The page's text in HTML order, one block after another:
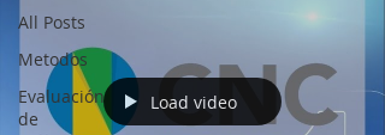
All Posts
Metodos
Evaluación
de
Load video